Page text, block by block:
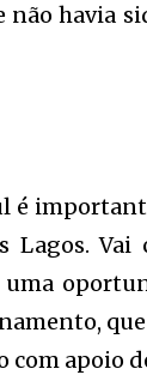
não havia
é
Lagos.
com apoio